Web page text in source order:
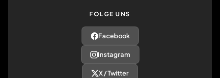
FOLGE UNS
Facebook
Instagram
X / Twitter